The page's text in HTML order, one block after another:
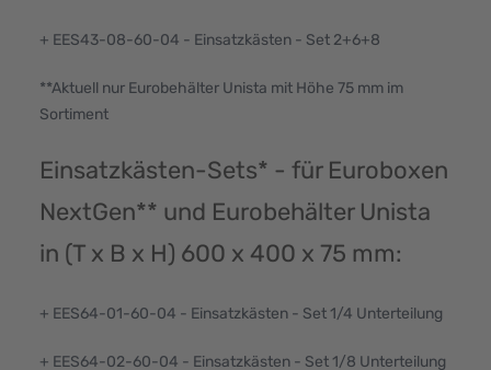
+ EES43-08-60-04 - Einsatzkästen - Set 2+6+8
**Aktuell nur Eurobehälter Unista mit Höhe 75 mm im
Sortiment
Einsatzkästen-Sets* - für Euroboxen
NextGen** und Eurobehälter Unista
in (T x B x H) 600 x 400 x 75 mm:
+ EES64-01-60-04 - Einsatzkästen - Set 1/4 Unterteilung
+ EES64-02-60-04 - Einsatzkästen - Set 1/8 Unterteilung